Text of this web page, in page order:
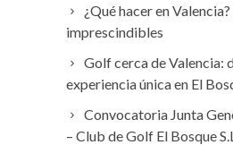
¿Qué hacer en
imprescindibles
Golf cerca de Valencia:
experiencia única en El
Convocatoria Junta
– Club de Golf El Bosque